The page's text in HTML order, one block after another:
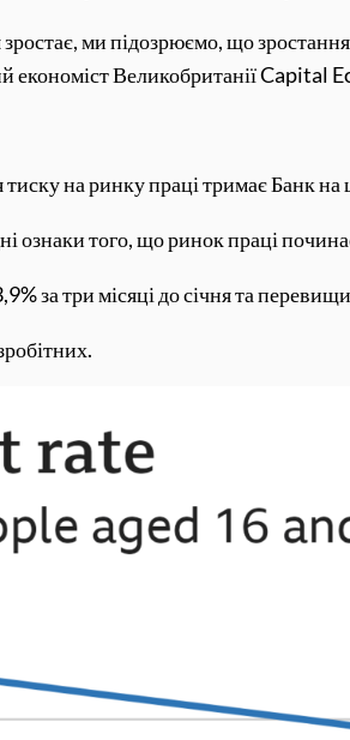
зростає, ми підозрюємо, що
економіст Великобританії Capital
на ринку праці тримає Банк на
ознаки того, що ринок праці
за три місяці до січня та